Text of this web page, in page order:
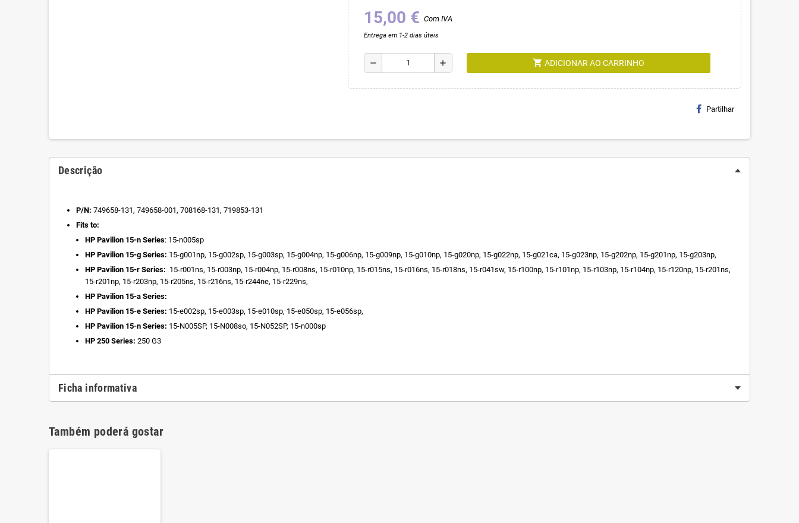
15,00 € Com IVA
Entrega em 1-2 dias úteis
remove add shopping_cart ADICIONAR AO CARRINHO
Partilhar
Descrição
P/N: 749658-131, 749658-001, 708168-131, 719853-131
Fits to:
HP Pavilion 15-n Series: 15-n005sp
HP Pavilion 15-g Series: 15-g001np, 15-g002sp, 15-g003sp, 15-g004np, 15-g006np, 15-g009np, 15-g010np, 15-g020np, 15-g022np, 15-g021ca, 15-g023np, 15-g202np, 15-g201np, 15-g203np,
HP Pavilion 15-r Series: 15-r001ns, 15-r003np, 15-r004np, 15-r008ns, 15-r010np, 15-r015ns, 15-r016ns, 15-r018ns, 15-r041sw, 15-r100np, 15-r101np, 15-r103np, 15-r104np, 15-r120np, 15-r201ns,
15-r201np, 15-r203np, 15-r205ns, 15-r216ns, 15-r244ne, 15-r229ns,
HP Pavilion 15-a Series:
HP Pavilion 15-e Series: 15-e002sp, 15-e003sp, 15-e010sp, 15-e050sp, 15-e056sp,
HP Pavilion 15-n Series: 15-N005SP, 15-N008so, 15-N052SP, 15-n000sp
HP 250 Series: 250 G3
Ficha informativa
Também poderá gostar